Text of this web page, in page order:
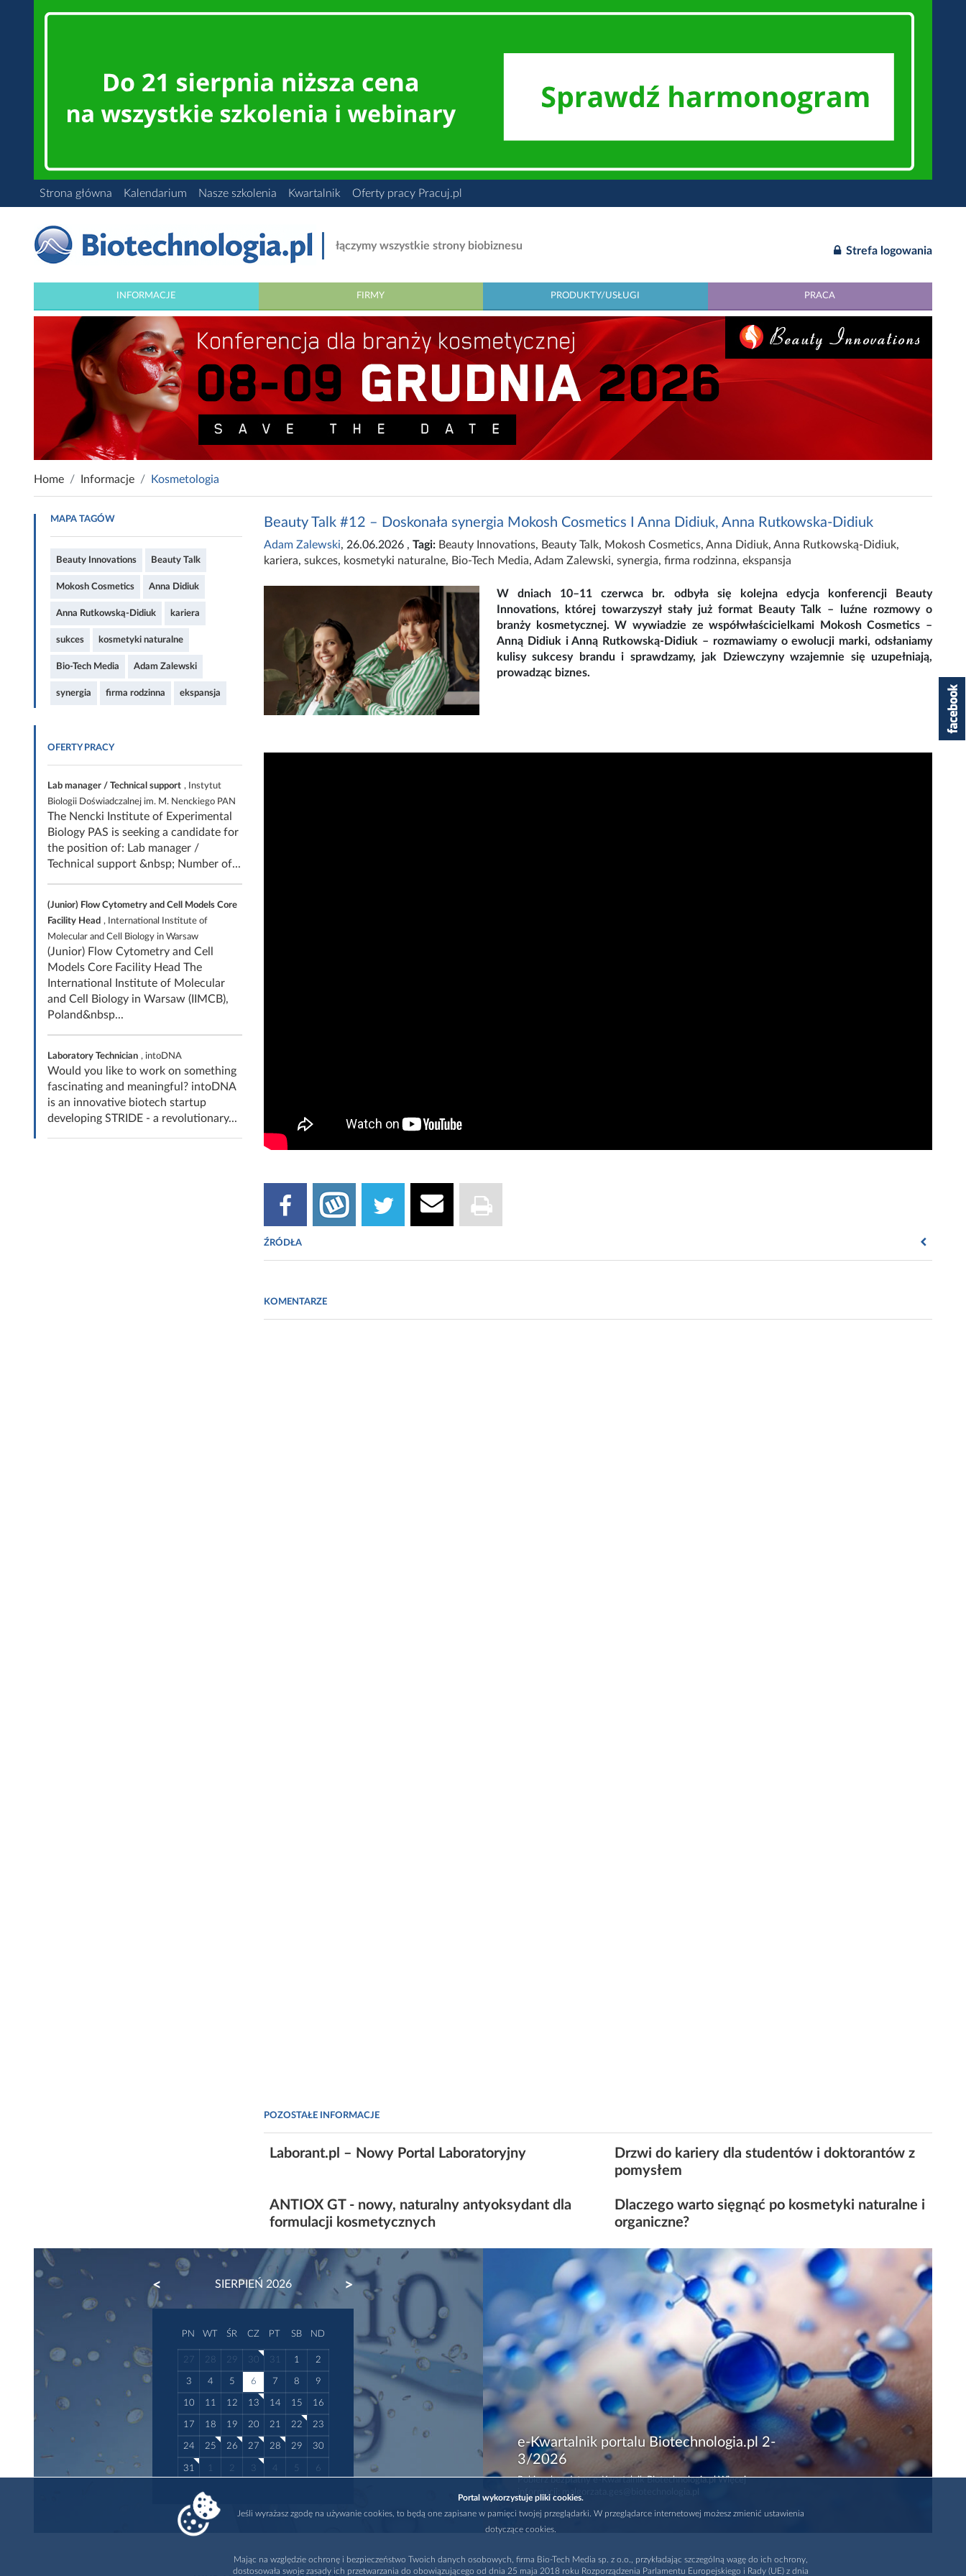
Strona główna Kalendarium Nasze szkolenia Kwartalnik Oferty pracy Pracuj.pl
łączymy wszystkie strony biobiznesu Strefa logowania
INFORMACJE FIRMY PRODUKTY/USŁUGI PRACA
Home Informacje Kosmetologia
MAPA TAGÓW
Beauty Innovations Beauty Talk
Mokosh Cosmetics Anna Didiuk
Anna Rutkowską-Didiuk kariera
sukces kosmetyki naturalne
Bio-Tech Media Adam Zalewski
synergia firma rodzinna ekspansja
OFERTY PRACY
Lab manager / Technical support , Instytut
Biologii Doświadczalnej im. M. Nenckiego PAN
The Nencki Institute of Experimental
Biology PAS is seeking a candidate for
the position of: Lab manager /
Technical support &nbsp; Number of...
(Junior) Flow Cytometry and Cell Models Core
Facility Head , International Institute of
Molecular and Cell Biology in Warsaw
(Junior) Flow Cytometry and Cell
Models Core Facility Head The
International Institute of Molecular
and Cell Biology in Warsaw (IIMCB),
Poland&nbsp...
Laboratory Technician , intoDNA
Would you like to work on something
fascinating and meaningful? intoDNA
is an innovative biotech startup
developing STRIDE - a revolutionary...
Beauty Talk #12 – Doskonała synergia Mokosh Cosmetics I Anna Didiuk, Anna Rutkowska-Didiuk
Adam Zalewski, 26.06.2026 , Tagi: Beauty Innovations, Beauty Talk, Mokosh Cosmetics, Anna Didiuk, Anna Rutkowską-Didiuk,
kariera, sukces, kosmetyki naturalne, Bio-Tech Media, Adam Zalewski, synergia, firma rodzinna, ekspansja
W dniach 10–11 czerwca br. odbyła się kolejna edycja konferencji Beauty
Innovations, której towarzyszył stały już format Beauty Talk – luźne rozmowy o
branży kosmetycznej. W wywiadzie ze współwłaścicielkami Mokosh Cosmetics –
Anną Didiuk i Anną Rutkowską-Didiuk – rozmawiamy o ewolucji marki, odsłaniamy
kulisy sukcesy brandu i sprawdzamy, jak Dziewczyny wzajemnie się uzupełniają,
prowadząc biznes.
ŹRÓDŁA
KOMENTARZE
POZOSTAŁE INFORMACJE
Laborant.pl – Nowy Portal Laboratoryjny
Drzwi do kariery dla studentów i doktorantów z
pomysłem
ANTIOX GT - nowy, naturalny antyoksydant dla
formulacji kosmetycznych
Dlaczego warto sięgnąć po kosmetyki naturalne i
organiczne?
SIERPIEŃ 2026
PREVIOUS NEXT
PN WT ŚR CZ PT SB ND
27 28 29 30 31 1 2
3 4 5 6 7 8 9
10 11 12 13 14 15 16
17 18 19 20 21 22 23
24 25 26 27 28 29 30
31 1 2 3 4 5 6
e-Kwartalnik portalu Biotechnologia.pl 2-
3/2026
Pobierz bezpłatny e-Kwartalnik Biotechnologia.pl Więcej
Portal wykorzystuje pliki cookies.
Jeśli wyrażasz zgodę na używanie cookies, to będą one zapisane w pamięci twojej przeglądarki. W przeglądarce internetowej możesz zmienić ustawienia
dotyczące cookies.
Mając na względzie ochronę i bezpieczeństwo Twoich danych osobowych, firma Bio-Tech Media sp. z o.o., przykładając szczególną wagę do ich ochrony,
dostosowała swoje zasady ich przetwarzania do obowiązującego od dnia 25 maja 2018 roku Rozporządzenia Parlamentu Europejskiego i Rady (UE) z dnia